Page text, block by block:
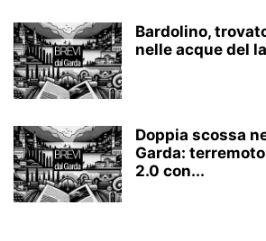
Bardolino,
nelle acque del
Doppia scossa
Garda:
2.0 con...